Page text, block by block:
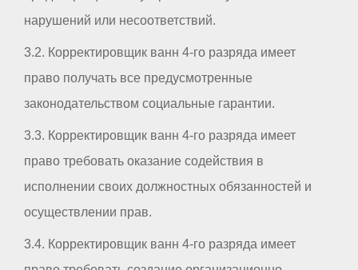
нарушений или несоответствий.
3.2. Корректировщик ванн 4-го разряда имеет
право получать все предусмотренные
законодательством социальные гарантии.
3.3. Корректировщик ванн 4-го разряда имеет
право требовать оказание содействия в
исполнении своих должностных обязанностей и
осуществлении прав.
3.4. Корректировщик ванн 4-го разряда имеет